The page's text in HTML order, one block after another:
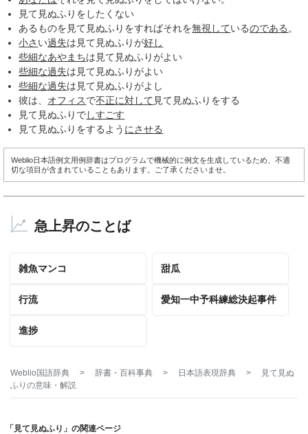
見て見ぬふりをしたくない
あるものを見て見ぬふりをすればそれを無視しているのである 。
小さ い過失は見て見ぬふりが好し
些細なあやまちは見て見ぬふりがよい
些細な過失は見て見ぬふりがよい
些細な過失は見て見ぬふりがよし
彼は、 オフィスで不正に対して 見て見ぬふりをする
見て見ぬふりでしすごす
見て見ぬふりをするよう にさせる
Weblio日本語例文用例辞書はプログラムで機械的に例文を生成しているため、不適
切な項目が含まれていることもあります。ご了承くださいませ。
急上昇のことば
雑魚マンコ 甜瓜
行流 愛知一中予科練総決起事件
進捗
Weblio国語辞典 > 辞書・百科事典 > 日本語表現辞典 >
見て見ぬ
ふり の意味・解説
「見て見ぬふり」の関連ページ